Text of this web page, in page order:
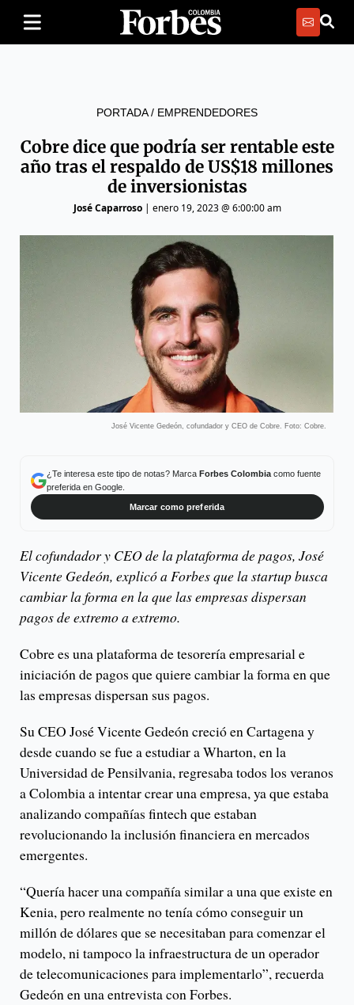
PORTADA/ EMPRENDEDORES
Cobre dice que podría ser rentable este
año tras el respaldo de US$18 millones
de inversionistas
José Caparroso| enero 19, 2023 @ 6:00:00 am
José Vicente Gedeón, cofundador y CEO de Cobre. Foto: Cobre.
¿Te interesa este tipo de notas? Marca Forbes Colombiacomo fuente
preferida en Google.
Marcar como preferida
El cofundador y CEO de la plataforma de pagos, José
Vicente Gedeón, explicó a Forbes que la startup busca
cambiar la forma en la que las empresas dispersan
pagos de extremo a extremo.
Cobre es una plataforma de tesorería empresarial e
iniciación de pagos que quiere cambiar la forma en que
las empresas dispersan sus pagos.
Su CEO José Vicente Gedeón creció en Cartagena y
desde cuando se fue a estudiar a Wharton, en la
Universidad de Pensilvania, regresaba todos los veranos
a Colombia a intentar crear una empresa, ya que estaba
analizando compañías fintech que estaban
revolucionando la inclusión financiera en mercados
emergentes.
“Quería hacer una compañía similar a una que existe en
Kenia, pero realmente no tenía cómo conseguir un
millón de dólares que se necesitaban para comenzar el
modelo, ni tampoco la infraestructura de un operador
de telecomunicaciones para implementarlo”, recuerda
Gedeón en una entrevista con Forbes.